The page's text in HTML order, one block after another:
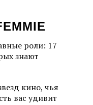
роли: 17
знают
кино, чья
вас удивит